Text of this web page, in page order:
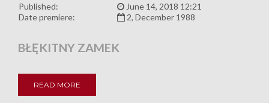
Published:
June 14, 2018 12:21
Date premiere:
2, December 1988
BŁĘKITNY ZAMEK
READ MORE